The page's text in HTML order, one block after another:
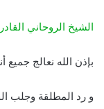
الشيخ الروحاني
بإذن الله نعالج جميع
و رد المطلقة وجلب